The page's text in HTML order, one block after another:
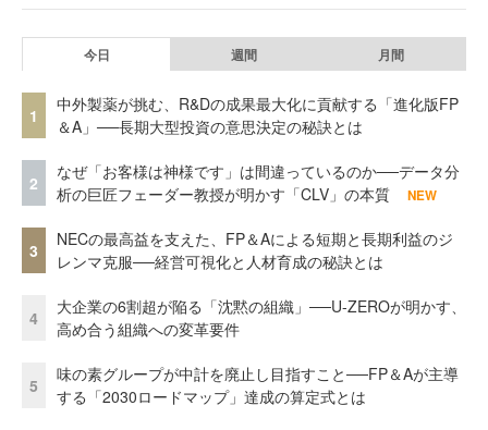
今日 週間 月間
1
中外製薬が挑む、R&Dの成果最大化に貢献する「進化版FP
＆A」──長期大型投資の意思決定の秘訣とは
2
なぜ「お客様は神様です」は間違っているのか──データ分
析の巨匠フェーダー教授が明かす「CLV」の本質
NEW
3
NECの最高益を支えた、FP＆Aによる短期と長期利益のジ
レンマ克服──経営可視化と人材育成の秘訣とは
4
大企業の6割超が陥る「沈黙の組織」──U-ZEROが明かす、
高め合う組織への変革要件
5
味の素グループが中計を廃止し目指すこと──FP＆Aが主導
する「2030ロードマップ」達成の算定式とは